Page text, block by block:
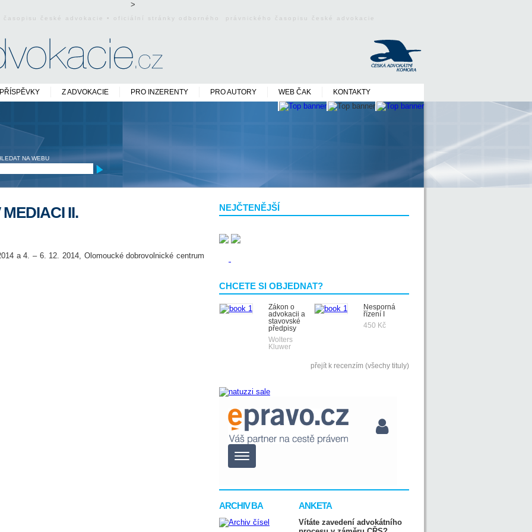
>
české advokacie • oficiální stránky odborného právnického časopisu české advokacie
Z ADVOKACIE PRO INZERENTY PRO AUTORY WEB ČAK KONTAKTY
NA WEBU
NEJČTENĚJŠÍ
CHCETE SI OBJEDNAT?
Zákon o
advokacii a
stavovské
předpisy
Wolters
Kluwer
Nesporná
řízení I
450 Kč
přejít k recenzím (všechy tituly)
ARCHIV BA ANKETA
Vítáte zavedení advokátního
II.
a 4. – 6. 12. 2014, Olomoucké dobrovolnické centrum